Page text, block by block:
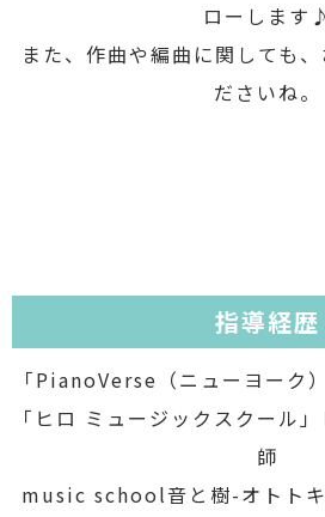
ローします♪
また、作曲や編曲に関しても
ださいね。
指導経歴
「PianoVerse（ニューヨーク
「ヒロ ミュージックスクール
師
music school音と樹-オトト